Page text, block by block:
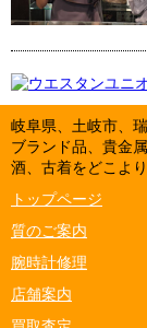
岐阜県、土岐市、
ブランド品、貴金
酒、古着をどこよ
トップページ
質のご案内
腕時計修理
店舗案内